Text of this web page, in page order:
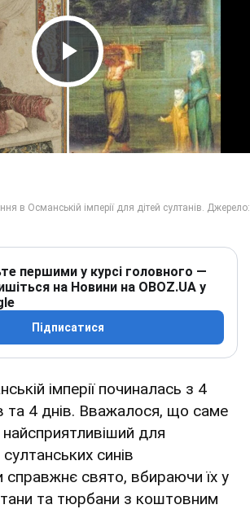
Play Video
першими у курсі головного —
на Новини на OBOZ.UA у
Підписатися
імперії починалась з 4
та 4 днів. Вважалося, що саме
найсприятливіший для
синів
свято, вбираючи їх у
та тюрбани з коштовним